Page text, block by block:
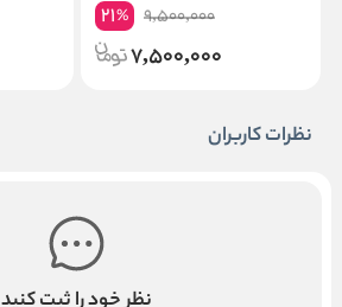
9,500,000
21%
7,500,000
نظرات کاربران